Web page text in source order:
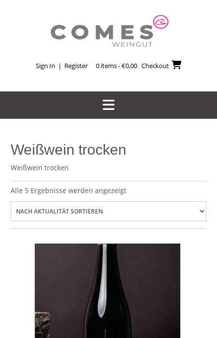
Sign In | Register 0 items - €0,00 Checkout
Weißwein trocken
Weißwein trocken
Alle 5 Ergebnisse werden angezeigtNach
Aktualität